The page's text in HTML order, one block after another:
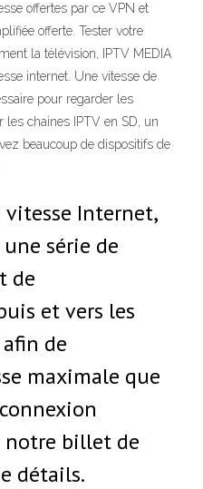
offertes par ce VPN et
offerte. Tester votre
la télévision, IPTV MEDIA
internet. Une vitesse de
pour regarder les
les chaines IPTV en SD, un
beaucoup de dispositifs de
Internet,
série de
de
et vers les
de
maximale que
notre billet de
détails.